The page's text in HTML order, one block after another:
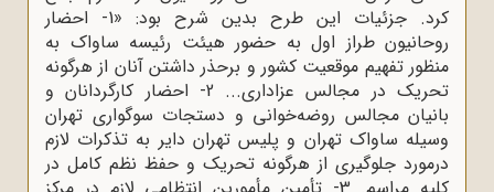
کرد. جزئیات این طرح بدین شرح بود: «1- احضار
روحانیون طراز اول به حضور هیئت رئیسه ساواک به‌
منظور تفهیم موقعیت کشور و برحذر داشتن آنان از هرگونه
تحریک در مجالس عزاداری... 2- احضار کارگردانان و
بانیان مجالس روضه‌خوانی و دستجات سوگواری تهران
وسیله ساواک تهران و پلیس تهران دایر به تذکرات لازم
درمورد جلوگیری از هرگونه تحریک و حفظ نظم کامل در